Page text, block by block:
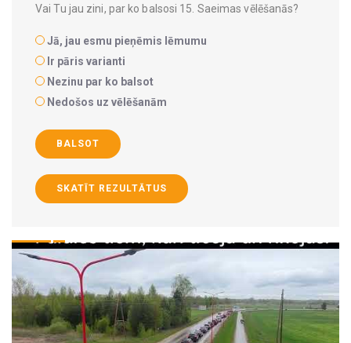
Vai Tu jau zini, par ko balsosi 15. Saeimas vēlēšanās?
Jā, jau esmu pieņēmis lēmumu
Ir pāris varianti
Nezinu par ko balsot
Nedošos uz vēlēšanām
BALSOT
SKATĪT REZULTĀTUS